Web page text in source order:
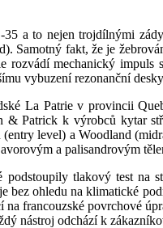
a to nejen trojdílnými
Samotný fakt, že je
mechanický
vybuzení rezonanční
La Patrie v provincii
& Patrick k výrobců kytar
level) a Woodland
a palisandrovým
tlakový test
bez ohledu na klimatické
francouzské povrchové
nástroj odchází k